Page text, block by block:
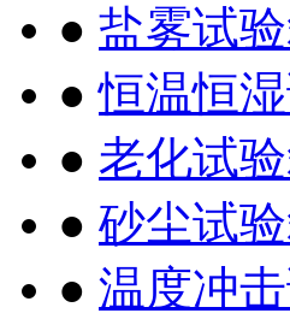
● 盐雾试
●恒温恒
● 老化试
● 砂尘试
● 温度冲